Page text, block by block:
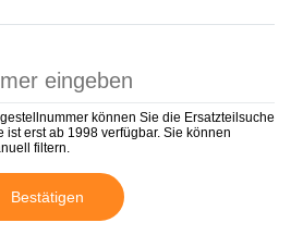
können Sie die Ersatzteilsuche
erst ab 1998 verfügbar. Sie können
filtern.
Bestätigen